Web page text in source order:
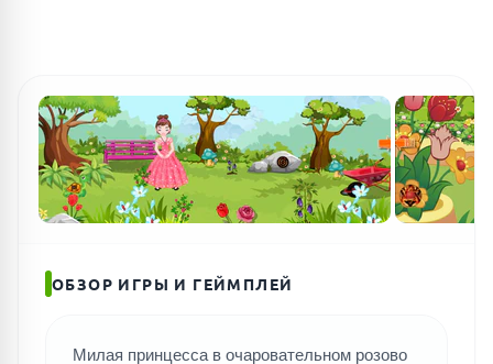
ОБЗОР ИГРЫ И ГЕЙМПЛЕЙ
Милая принцесса в очаровательном розово